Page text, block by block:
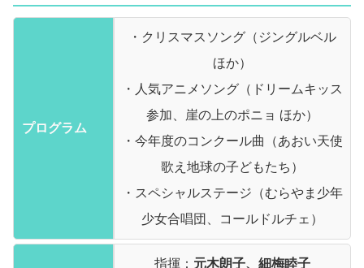
プログラム
・クリスマスソング（ジングルベル
ほか）
・人気アニメソング（ドリームキッス
参加、崖の上のポニョ ほか）
・今年度のコンクール曲（あおい天使
歌え地球の子どもたち）
・スペシャルステージ（むらやま少年
少女合唱団、コールドルチェ）
指揮： 元木朗子、細梅睦子